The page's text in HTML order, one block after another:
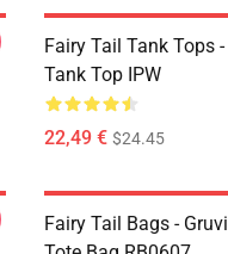
Fairy Tail Tank Tops
Tank Top IPW
22,49 € $24.45
Fairy Tail Bags -